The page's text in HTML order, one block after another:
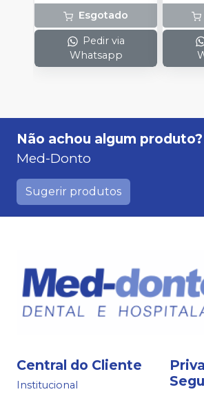
Esgotado
Pedir via
Whatsapp
Não achou algum produto?
Med-Donto
Sugerir produtos
Central do Cliente
Institucional